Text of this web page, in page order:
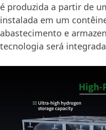
é produzida a partir de
instalada em um
abastecimento e
tecnologia será